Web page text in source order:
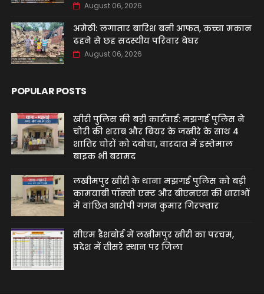
August 06, 2026
अमेठी: लगातार बारिश बनी आफत, कच्चा मकान
ढहने से छह सदस्यीय परिवार बेघर
August 06, 2026
POPULAR POSTS
खीरी पुलिस की बड़ी कार्रवाई: मझगई पुलिस ने
चोरी की शराब और बियर के जखीरे के साथ 4
शातिर चोरों को दबोचा, वारदात में इस्तेमाल
बाइक भी बरामद
लखीमपुर खीरी के थाना मझगई पुलिस को बड़ी
कामयाबी पॉक्सो एक्ट और बीएनएस की धाराओं
में वांछित आरोपी गगन कुमार गिरफ्तार
सीएम डैशबोर्ड में लखीमपुर खीरी का परचम,
प्रदेश में तीसरे स्थान पर जिला